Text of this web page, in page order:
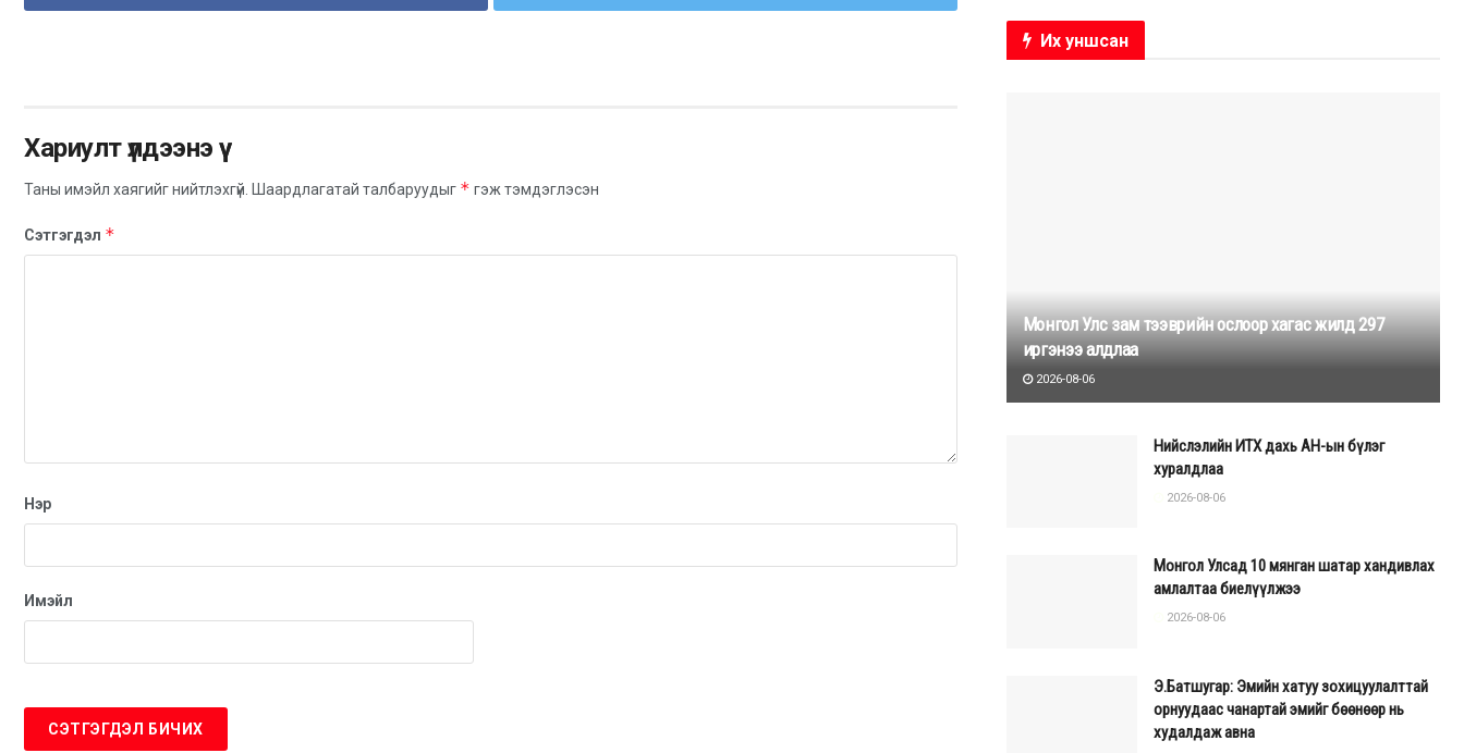
Хариулт үлдээнэ үү
Таны имэйл хаягийг нийтлэхгүй. Шаардлагатай талбаруудыг * гэж тэмдэглэсэн
Сэтгэгдэл *
Нэр
Имэйл
Их уншсан
Монгол Улс зам тээврийн ослоор хагас жилд 297
иргэнээ алдлаа
2026-08-06
Нийслэлийн ИТХ дахь АН-ын бүлэг
хуралдлаа
2026-08-06
Монгол Улсад 10 мянган шатар хандивлах
амлалтаа биелүүлжээ
2026-08-06
Э.Батшугар: Эмийн хатуу зохицуулалттай
орнуудаас чанартай эмийг бөөнөөр нь
худалдаж авна